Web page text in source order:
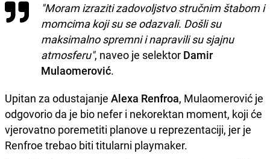
"Moram izraziti zadovoljstvo stručnim štabom i
momcima koji su se odazvali. Došli su
maksimalno spremni i napravili su sjajnu
atmosferu", naveo je selektor Damir
Mulaomerović.
Upitan za odustajanje Alexa Renfroa, Mulaomerović je
odgovorio da je bio nefer i nekorektan moment, koji će
vjerovatno poremetiti planove u reprezentaciji, jer je
Renfroe trebao biti titularni playmaker.